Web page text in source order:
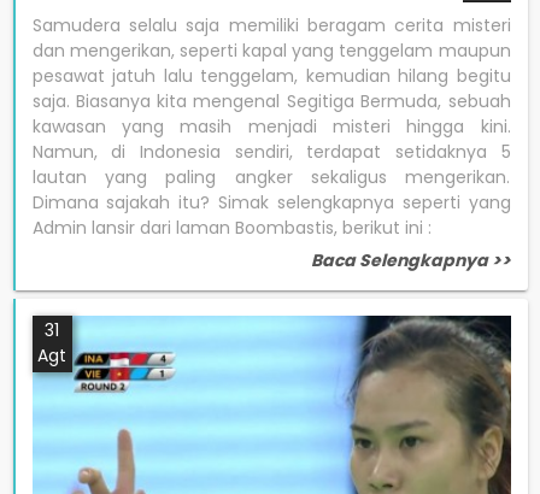
Samudera selalu saja memiliki beragam cerita misteri
dan mengerikan, seperti kapal yang tenggelam maupun
pesawat jatuh lalu tenggelam, kemudian hilang begitu
saja. Biasanya kita mengenal Segitiga Bermuda, sebuah
kawasan yang masih menjadi misteri hingga kini.
Namun, di Indonesia sendiri, terdapat setidaknya 5
lautan yang paling angker sekaligus mengerikan.
Dimana sajakah itu? Simak selengkapnya seperti yang
Admin lansir dari laman Boombastis, berikut ini :
Baca Selengkapnya >>
31
Agt